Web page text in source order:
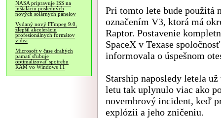
NASA pripravuje ISS na
inštaláciu posledných
nových solárnych panelov
Vydaný nový FFmpeg 9.0,
zlepšil akceleráciu
profesionálnych formátov
videa
Microsoft v čase drahých
pamätí sľubuje
optimalizovať spotrebu
RAM vo Windows 11
Pri tomto lete bude použitá
označením V3, ktorá má
Raptor. Postavenie
SpaceX v Texase
informovala o úspešnom
Starship naposledy letela
letu tak uplynulo viac ako
novembrový incident, keď
explózii a jeho zničeniu.